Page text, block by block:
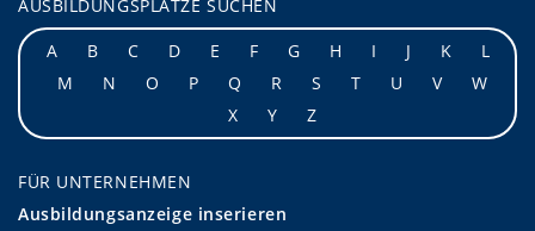
AUSBILDUNGSPLÄTZE SUCHEN
A
B C D E F G H I J K
L
M
N O P Q R S T U V
W
X
Y Z
FÜR UNTERNEHMEN
Ausbildungsanzeige inserieren